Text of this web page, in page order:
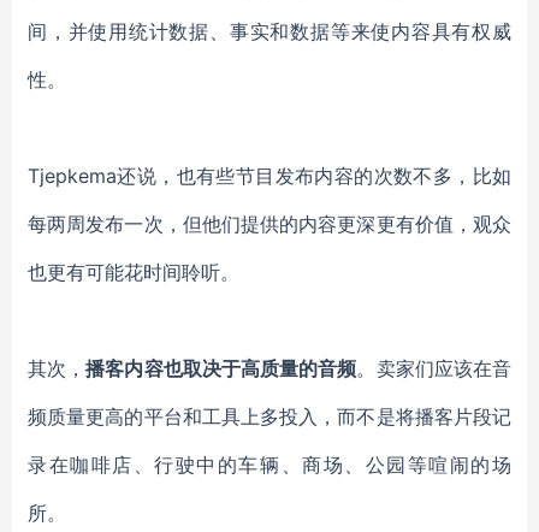
间，并使用统计数据、 事实和数据等来使内容具有权威
性。
Tjepkema还说 ， 也有些节目发布内容的次数不多 ， 比如
每两周发布一次，但他们提供的内容更深更有价值 ，观众
也更有可能花时间聆听。
其次，播客内容也取决于高质量的音频。 卖家们应该在音
频质量更高的平台和工具上多投入，而不是将播客片段记
录在咖啡店 、行驶中的车辆 、商场 、 公园等喧闹的场
所。